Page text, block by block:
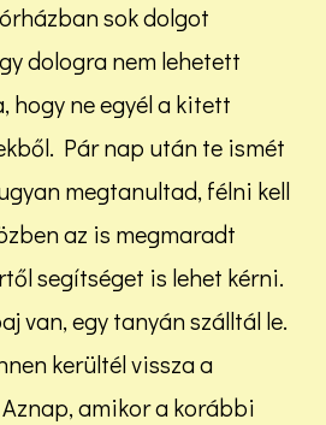
sok dolgot
dologra nem lehetett
hogy ne egyél a kitett
Pár nap után te ismét
megtanultad, félni kell
az is megmaradt
segítséget is lehet kérni.
van, egy tanyán szálltál le.
kerültél vissza a
amikor a korábbi